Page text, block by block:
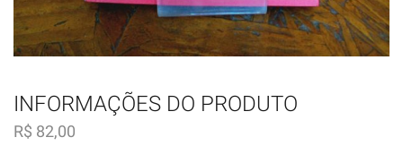
INFORMAÇÕES DO PRODUTO
R$ 82,00